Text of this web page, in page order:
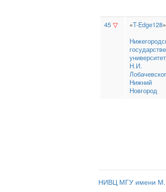
45 ▽ «T-Edge128»
Н.И.
Нижний
Новгород
НИВЦ МГУ имени